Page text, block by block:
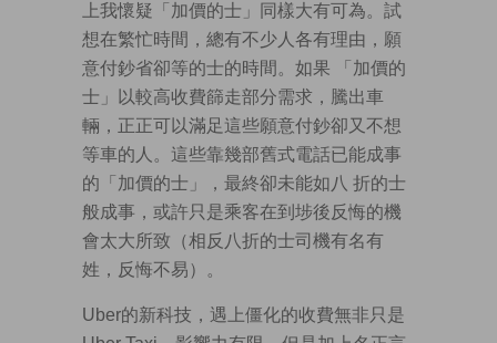
上我懷疑「加價的士」同樣大有可為。試
想在繁忙時間，總有不少人各有理由，願
意付鈔省卻等的士的時間。如果 「加價的
士」以較高收費篩走部分需求，騰出車
輛，正正可以滿足這些願意付鈔卻又不想
等車的人。這些靠幾部舊式電話已能成事
的「加價的士」，最終卻未能如八 折的士
般成事，或許只是乘客在到埗後反悔的機
會太大所致（相反八折的士司機有名有
姓，反悔不易）。
Uber的新科技，遇上僵化的收費無非只是